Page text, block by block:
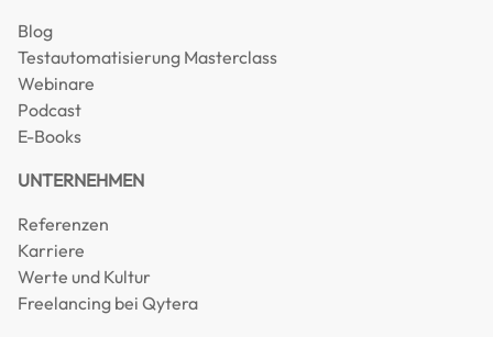
Blog
Testautomatisierung Masterclass
Webinare
Podcast
E-Books
UNTERNEHMEN
Referenzen
Karriere
Werte und Kultur
Freelancing bei Qytera